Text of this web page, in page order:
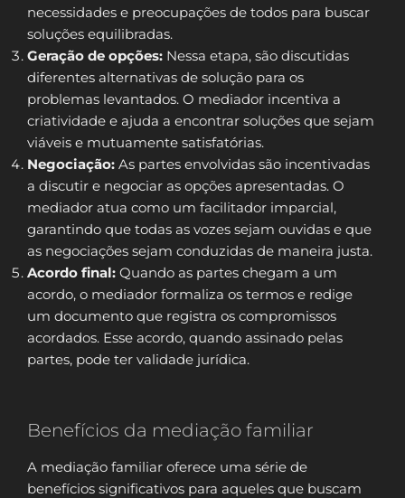
necessidades e preocupações de todos para buscar
soluções equilibradas.
Geração de opções: Nessa etapa, são discutidas
diferentes alternativas de solução para os
problemas levantados. O mediador incentiva a
criatividade e ajuda a encontrar soluções que sejam
viáveis e mutuamente satisfatórias.
Negociação: As partes envolvidas são incentivadas
a discutir e negociar as opções apresentadas. O
mediador atua como um facilitador imparcial,
garantindo que todas as vozes sejam ouvidas e que
as negociações sejam conduzidas de maneira justa.
Acordo final: Quando as partes chegam a um
acordo, o mediador formaliza os termos e redige
um documento que registra os compromissos
acordados. Esse acordo, quando assinado pelas
partes, pode ter validade jurídica.
Benefícios da mediação familiar
A mediação familiar oferece uma série de
benefícios significativos para aqueles que buscam